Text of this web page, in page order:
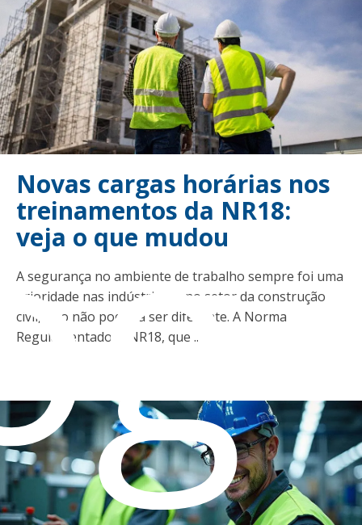
Novas cargas horárias nos
treinamentos da NR18:
veja o que mudou
A segurança no ambiente de trabalho sempre foi uma
prioridade nas indústrias e, no setor da construção
civil, isso não poderia ser diferente. A Norma
Regulamentadora NR18, que ...